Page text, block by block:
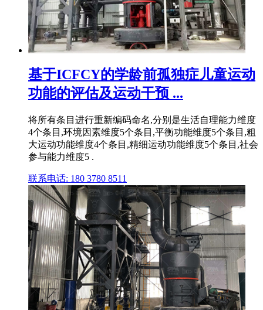
基于ICFCY的学龄前孤独症儿童运动
功能的评估及运动干预 ...
将所有条目进行重新编码命名,分别是生活自理能力维度
4个条目,环境因素维度5个条目,平衡功能维度5个条目,粗
大运动功能维度4个条目,精细运动功能维度5个条目,社会
参与能力维度5 .
联系电话: 180 3780 8511